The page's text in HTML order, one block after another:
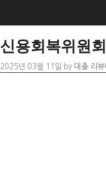
신용회복위원
2025년 03월 11일 by 대출 리뷰